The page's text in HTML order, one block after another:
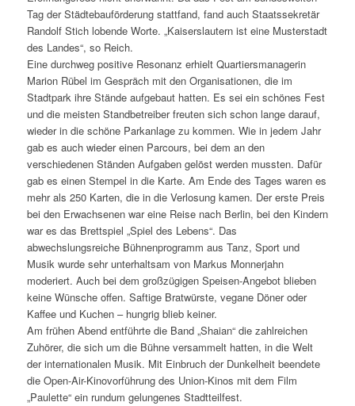
Tag der Städtebauförderung stattfand, fand auch Staatssekretär
Randolf Stich lobende Worte. „Kaiserslautern ist eine Musterstadt
des Landes“, so Reich.
Eine durchweg positive Resonanz erhielt Quartiersmanagerin
Marion Rübel im Gespräch mit den Organisationen, die im
Stadtpark ihre Stände aufgebaut hatten. Es sei ein schönes Fest
und die meisten Standbetreiber freuten sich schon lange darauf,
wieder in die schöne Parkanlage zu kommen. Wie in jedem Jahr
gab es auch wieder einen Parcours, bei dem an den
verschiedenen Ständen Aufgaben gelöst werden mussten. Dafür
gab es einen Stempel in die Karte. Am Ende des Tages waren es
mehr als 250 Karten, die in die Verlosung kamen. Der erste Preis
bei den Erwachsenen war eine Reise nach Berlin, bei den Kindern
war es das Brettspiel „Spiel des Lebens“. Das
abwechslungsreiche Bühnenprogramm aus Tanz, Sport und
Musik wurde sehr unterhaltsam von Markus Monnerjahn
moderiert. Auch bei dem großzügigen Speisen-Angebot blieben
keine Wünsche offen. Saftige Bratwürste, vegane Döner oder
Kaffee und Kuchen – hungrig blieb keiner.
Am frühen Abend entführte die Band „Shaian“ die zahlreichen
Zuhörer, die sich um die Bühne versammelt hatten, in die Welt
der internationalen Musik. Mit Einbruch der Dunkelheit beendete
die Open-Air-Kinovorführung des Union-Kinos mit dem Film
„Paulette“ ein rundum gelungenes Stadtteilfest.